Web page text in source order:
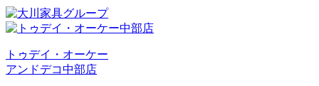
トゥデイ・オーケー
アンドデコ中部店